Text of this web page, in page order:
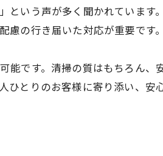
いう声が多く聞かれています
の行き届いた対応が重要です。
能です。清掃の質はもちろん、
ひとりのお客様に寄り添い、安